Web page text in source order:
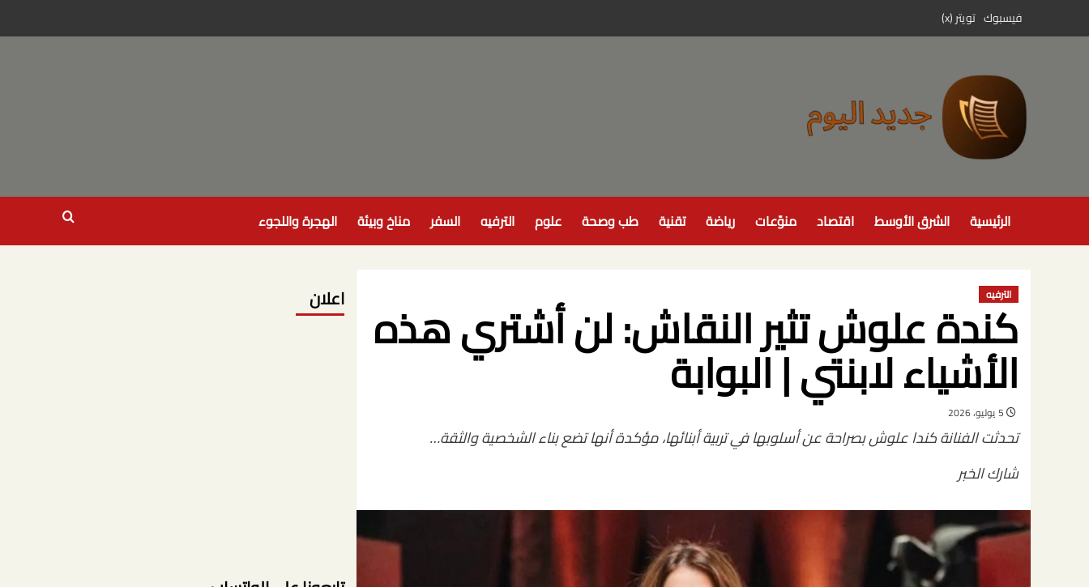
فيسبوك تويتر (x)
الرئيسية الشرق الأوسط اقتصاد منوّعات رياضة تقنية طب وصحة علوم الترفيه السفر مناخ وبيئة الهجرة واللجوء
الترفيه
كندة علوش تثير النقاش: لن أشتري هذه
الأشياء لابنتي | البوابة
5 يوليو، 2026
تحدثت الفنانة كندا علوش بصراحة عن أسلوبها في تربية أبنائها، مؤكدة أنها تضع بناء الشخصية والثقة…
شارك الخبر
اعلان